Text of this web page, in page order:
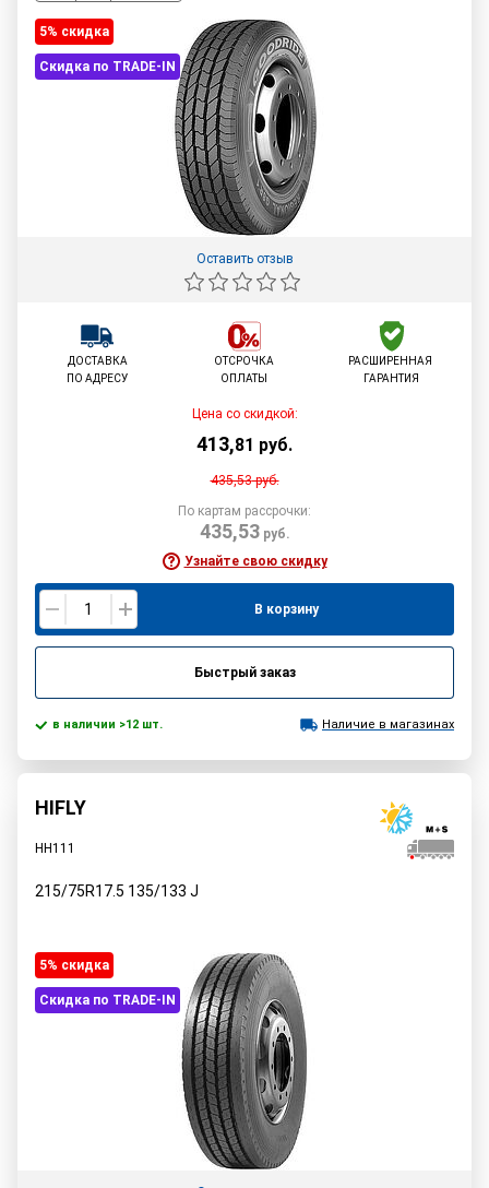
5% cкидка
Скидка по TRADE-IN
Оставить отзыв
ДОСТАВКА
ПО АДРЕСУ
ОТСРОЧКА
ОПЛАТЫ
РАСШИРЕННАЯ
ГАРАНТИЯ
Цена со скидкой:
413,81 руб.
435,53руб.
По картам рассрочки:
435,53руб.
Узнайте свою скидку
В корзину
Быстрый заказ
в наличии >12 шт. Наличие в магазинах
HIFLY
HH111
215/75R17.5 135/133 J
5% cкидка
Скидка по TRADE-IN